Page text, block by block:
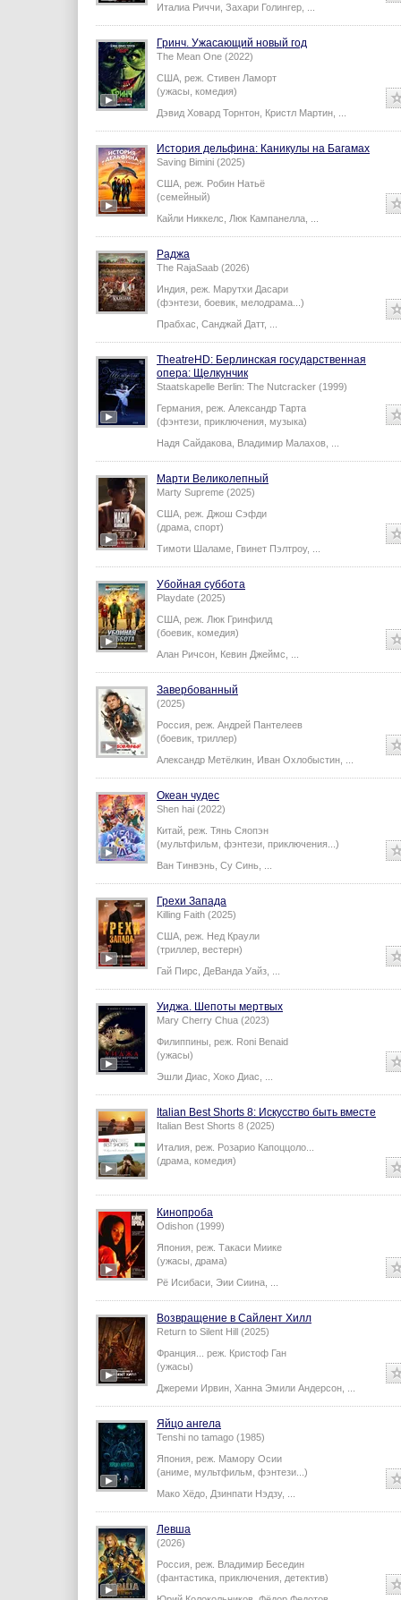
Италиа Риччи Захари Голингер
Гринч. Ужасающий новый год
The Mean One (2022)
США, реж. Стивен Ламорт
(ужасы, комедия)
Дэвид Ховард Торнтон Кристл Мартин
История дельфина: Каникулы на Багамах
Saving Bimini (2025)
США, реж. Робин Натьё
(семейный)
Кайли Никкелс
Люк Кампанелла
Раджа
The RajaSaab (2026)
Индия, реж. Марутхи Дасари
(фэнтези, боевик, мелодрама...)
Прабхас Санджай Датт,
TheatreHD: Берлинская государственная
опера: Щелкунчик
Staatskapelle Berlin: The Nutcracker (1999)
Германия, реж. Александр Тарта
(фэнтези, приключения, музыка)
Надя Сайдакова Владимир Малахов
Марти Великолепный
Marty Supreme (2025)
США, реж. Джош Сэфди
(драма, спорт)
Тимоти Шаламе Гвинет Пэлтроу,
Убойная суббота
Playdate (2025)
США, реж. Люк Гринфилд
(боевик, комедия)
Алан Ричсон Кевин Джеймс
Завербованный
(2025)
Россия, реж. Андрей Пантелеев
(боевик, триллер)
Александр Метёлкин Иван Охлобыстин
Океан чудес
Shen hai (2022)
Китай, реж. Тянь Сяопэн
(мультфильм, фэнтези, приключения...)
Ван Тинвэнь Су Синь
Грехи Запада
Killing Faith (2025)
США, реж. Нед Краули
(триллер, вестерн)
Гай Пирс
ДеВанда Уайз
Уиджа. Шепоты мертвых
Mary Cherry Chua (2023)
Филиппины, реж. Roni Benaid
(ужасы)
Эшли Диас Хоко Диас
Italian Best Shorts 8: Искусство быть вместе
Italian Best Shorts 8 (2025)
Италия, реж. Розарио Капоццоло
(драма, комедия)
Кинопроба
Odishon (1999)
Япония, реж. Такаси Миике
(ужасы, драма)
Рё Исибаси Эии Сиина
Возвращение в Сайлент Хилл
Return to Silent Hill (2025)
Франция... реж. Кристоф Ган
(ужасы)
Джереми Ирвин Ханна Эмили Андерсон
Яйцо ангела
Tenshi no tamago (1985)
Япония, реж. Мамору Осии
(аниме, мультфильм, фэнтези...)
Мако Хёдо Дзинпати Нэдзу,
Левша
(2026)
Россия, реж. Владимир Беседин
(фантастика, приключения, детектив)